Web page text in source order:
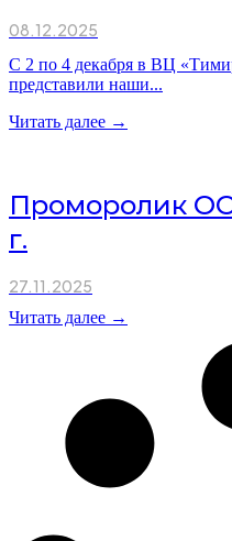
08.12.2025
С 2 по 4 декабря в ВЦ
представили наши...
Читать далее →
Проморолик
г.
27.11.2025
Читать далее →